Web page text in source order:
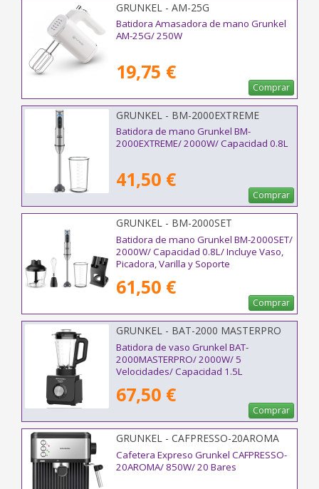
GRUNKEL - AM-25G
Batidora Amasadora de mano Grunkel
AM-25G/ 250W
19,75 €
Comprar
GRUNKEL - BM-2000EXTREME
Batidora de mano Grunkel BM-
2000EXTREME/ 2000W/ Capacidad 0.8L
41,50 €
Comprar
GRUNKEL - BM-2000SET
Batidora de mano Grunkel BM-2000SET/
2000W/ Capacidad 0.8L/ Incluye Vaso,
Picadora, Varilla y Soporte
61,50 €
Comprar
GRUNKEL - BAT-2000 MASTERPRO
Batidora de vaso Grunkel BAT-
2000MASTERPRO/ 2000W/ 5
Velocidades/ Capacidad 1.5L
67,50 €
Comprar
GRUNKEL - CAFPRESSO-20AROMA
Cafetera Expreso Grunkel CAFPRESSO-
20AROMA/ 850W/ 20 Bares